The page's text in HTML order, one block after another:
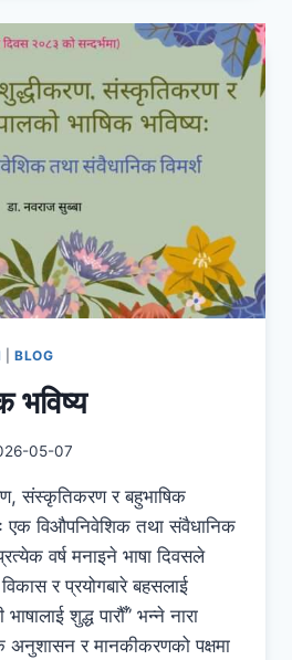
BLOG
भविष्य
05-07
संस्कृतिकरण र बहुभाषिक
एक विऔपनिवेशिक तथा संवैधानिक
वर्ष मनाइने भाषा दिवसले
र प्रयोगबारे बहसलाई
शुद्ध पारौँ” भन्ने नारा
अनुशासन र मानकीकरणको पक्षमा